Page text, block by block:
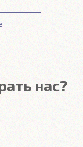
узнать при
нас?